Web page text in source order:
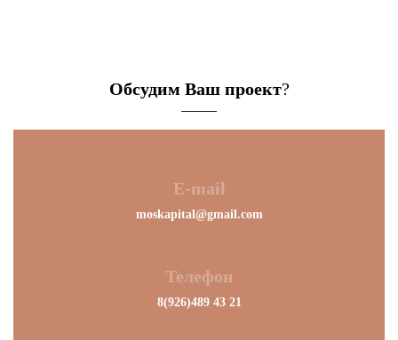
Обсудим Ваш проект?
E-mail
moskapital@gmail.com
Телефон
8(926)489 43 21